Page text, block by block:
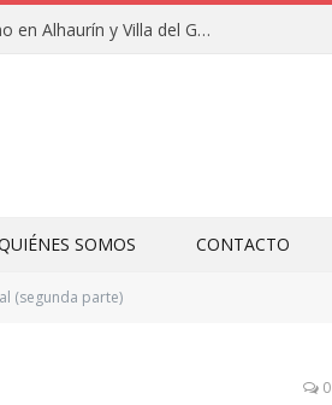
Clausuras de los campamentos de verano en Alhaurín y Villa del Guadalhorce 2026
SOMOS CONTACTO
(segunda parte)
0